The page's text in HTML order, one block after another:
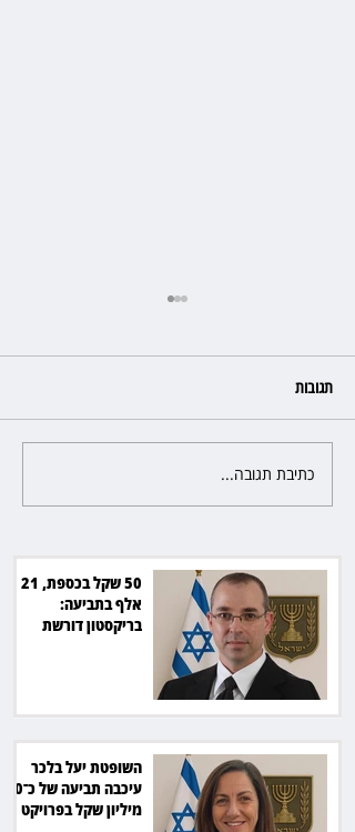
השופטת יעל בלכר עיכבה תביעה
של כ־40 מיליון שקל בפרויקט
תגובות
כתיבת תגובה...
50 שקל בכספת, 21
אלף בתביעה:
בריקסטון דורשת
השופטת יעל בלכר
עיכבה תביעה של כ־40
מיליון שקל בפרויקט